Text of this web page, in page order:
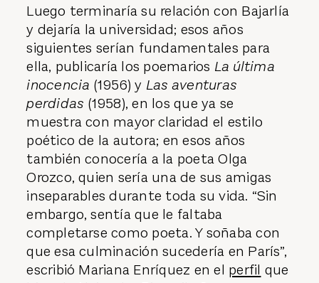
Luego terminaría su relación con Bajarlía
y dejaría la universidad; esos años
siguientes serían fundamentales para
ella, publicaría los poemarios La última
inocencia (1956) y Las aventuras
perdidas (1958), en los que ya se
muestra con mayor claridad el estilo
poético de la autora; en esos años
también conocería a la poeta Olga
Orozco, quien sería una de sus amigas
inseparables durante toda su vida. “Sin
embargo, sentía que le faltaba
completarse como poeta. Y soñaba con
que esa culminación sucedería en París”,
escribió Mariana Enríquez en el perfil que